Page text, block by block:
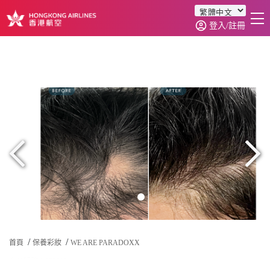
訂單查詢
登入/註冊
首頁 保養彩妝 WE ARE PARADOXX